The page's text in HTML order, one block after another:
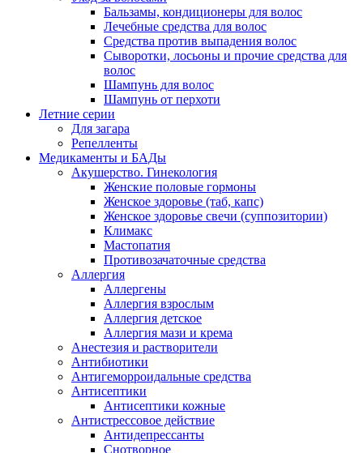
Бальзамы, кондиционеры для волос
Лечебные средства для волос
Средства против выпадения волос
Сыворотки, лосьоны и прочие средства для
волос
Шампунь для волос
Шампунь от перхоти
Летние серии
Для загара
Репелленты
Медикаменты и БАДы
Акушерство. Гинекология
Женские половые гормоны
Женское здоровье (таб, капс)
Женское здоровье свечи (суппозитории)
Климакс
Мастопатия
Противозачаточные средства
Аллергия
Аллергены
Аллергия взрослым
Аллергия детское
Аллергия мази и крема
Анестезия и растворители
Антибиотики
Антигеморроидальные средства
Антисептики
Антисептики кожные
Антистрессовое действие
Антидепрессанты
Снотворное